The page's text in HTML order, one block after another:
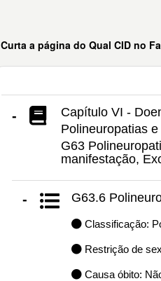
Curta a página do Qual CID no
-
Capítulo VI -
Polineuropatias
G63
manifestação,
- G63.6
Classificação:
Restrição de
Causa óbito: